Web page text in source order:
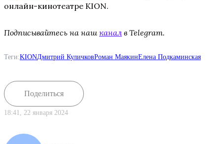
онлайн-кинотеатре KION.
Подписывайтесь на наш канал в Telegram.
Теги:KIONДмитрий КуличковРоман МаякинЕлена Подкаминская
Поделиться
18:41, 22 января 2024